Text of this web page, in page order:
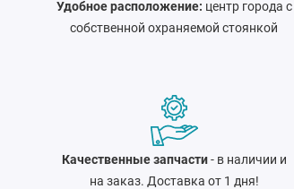
Удобное расположение: центр города c
собственной охраняемой стоянкой
Качественные запчасти- в наличии и
на заказ. Доставка от 1 дня!